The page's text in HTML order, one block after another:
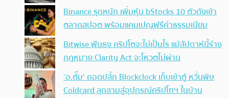
Binance รุกหนัก เพิ่มหุ้น bStocks 10 ตัวดังเข้า
ตลาดสปอต พร้อมแคมเปญฟรีค่าธรรมเนียม
Bitwise ฟันธง คริปโตจะไม่เป็นไร แม้สัปดาห์นี้ร่าง
กฎหมาย Clarity Act จะโหวตไม่ผ่าน
‘อ.ตั๊ม’ ถอดปลั้ก Blockclock เก็บเข้าตู้ หวั่นพิษ
Coldcard ลุกลามสู่อุปกรณ์คริปโทฯ ในบ้าน